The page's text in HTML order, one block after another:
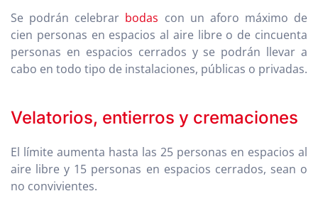
Se podrán celebrar bodas con un aforo máximo de
cien personas en espacios al aire libre o de cincuenta
personas en espacios cerrados y se podrán llevar a
cabo en todo tipo de instalaciones, públicas o privadas.
Velatorios, entierros y cremaciones
El límite aumenta hasta las 25 personas en espacios al
aire libre y 15 personas en espacios cerrados, sean o
no convivientes.